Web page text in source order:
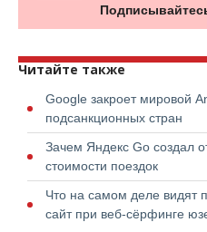
Читайте также
Google закроет мировой
подсанкционных стран
Зачем Яндекс Go создал
стоимости поездок
Что на самом деле видят
сайт при веб-сёрфинге